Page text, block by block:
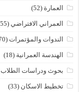
العمارة (52)
العمراني الافتراضي (55)
الندوات والمؤتمرات (70)
الهندسة العمرانية (18)
بحوث ودراسات الطلاب
تخطيط الاسكان (33)